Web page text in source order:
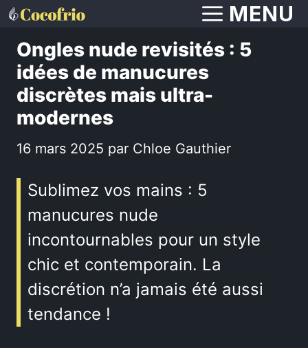
Aller
contenu
MENU
Ongles nude revisités : 5
idées de manucures
discrètes mais ultra-
modernes
16 mars 2025 par Chloe Gauthier
Sublimez vos mains : 5
manucures nude
incontournables pour un style
chic et contemporain. La
discrétion n’a jamais été aussi
tendance !